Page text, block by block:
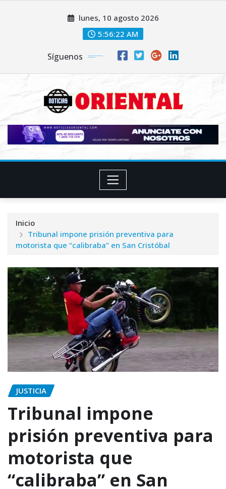
lunes, 10 agosto 2026
5:56:23 AM
Síguenos
Inicio
Tribunal impone prisión preventiva para
motorista que “calibraba” en San Cristóbal
JUSTICIA
Tribunal impone
prisión preventiva para
motorista que
“calibraba” en San